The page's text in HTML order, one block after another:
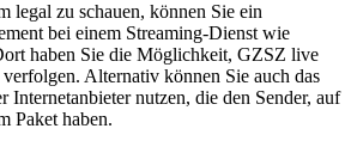
legal zu schauen, können Sie ein
bei einem Streaming-Dienst wie
haben Sie die Möglichkeit, GZSZ live
Alternativ können Sie auch das
nutzen, die den Sender, auf
Paket haben.